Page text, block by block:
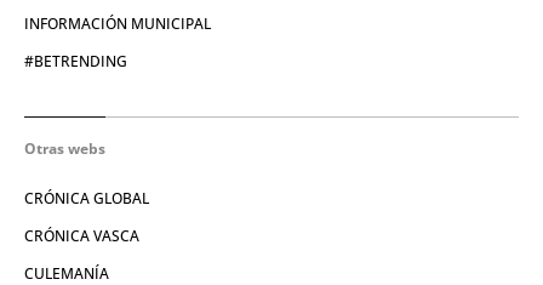
INFORMACIÓN MUNICIPAL
#BETRENDING
Otras webs
CRÓNICA GLOBAL
CRÓNICA VASCA
CULEMANÍA